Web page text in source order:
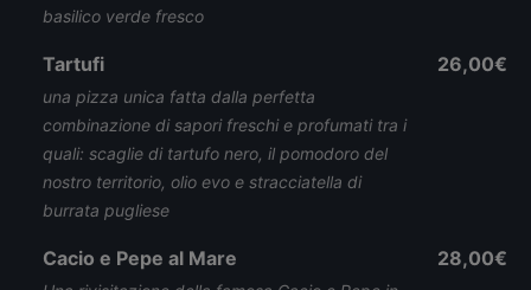
basilico verde fresco
Tartufi
una pizza unica fatta dalla perfetta
combinazione di sapori freschi e profumati tra i
quali: scaglie di tartufo nero, il pomodoro del
nostro territorio, olio evo e stracciatella di
burrata pugliese
26,00€
Cacio e Pepe al Mare 28,00€